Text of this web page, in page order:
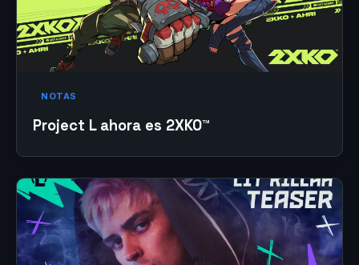
NOTAS
Project L ahora es 2XKO™